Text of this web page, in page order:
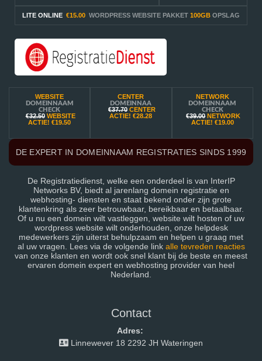
LITE ONLINE €15.00 WORDPRESS WEBSITE PAKKET 100GB OPSLAG
WEBSITE
DOMEINNAAM
CHECK
€32.50 WEBSITE
ACTIE! €19.50
CENTER
DOMEINNAA
€37.70 CENTER
ACTIE! €28.28
NETWORK
DOMEINNAAM
CHECK
€39.00 NETWORK
ACTIE! €19.00
DE EXPERT IN DOMEINNAAM REGISTRATIES SINDS 1999
De Registratiedienst, welke een onderdeel is van InterIP
Networks BV, biedt al jarenlang domein registratie en
webhosting- diensten en staat bekend onder zijn grote
klantenkring als zeer betrouwbaar, bereikbaar en betaalbaar.
Of u nu een domein wilt vastleggen, website wilt hosten of uw
wordpress website wilt onderhouden, onze helpdesk
medewerkers zijn uiterst behulpzaam en helpen u graag met
al uw vragen. Lees via de volgende link alle tevreden reacties
van onze klanten en wordt ook snel klant bij de beste en meest
ervaren domein expert en webhosting provider van heel
Nederland.
Contact
Adres:
Linnewever 18 2292 JH Wateringen